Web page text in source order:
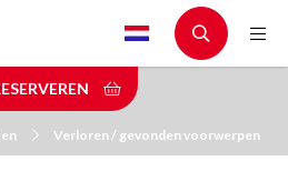
Verloren / gevonden voorwerpen